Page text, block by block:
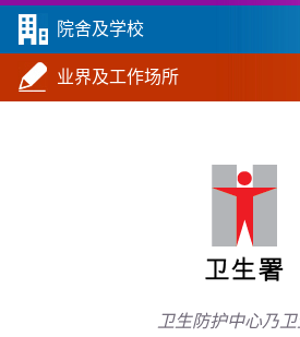
院舍及学校
业界及工作场所
卫生防护中心乃